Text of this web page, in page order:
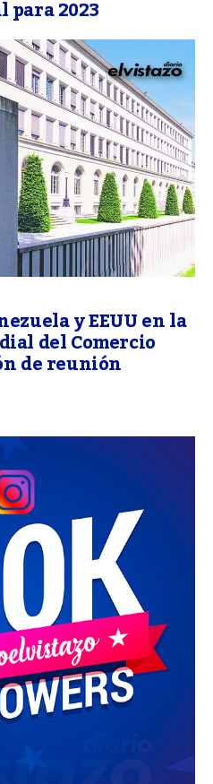
2023
y EEUU en la
del Comercio
de reunión